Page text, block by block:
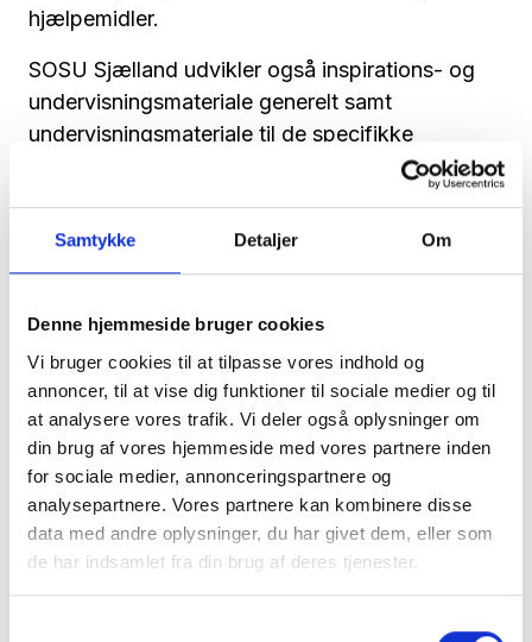
Samtykke Detaljer Om
Denne hjemmeside bruger cookies
Vi bruger cookies til at tilpasse vores indhold og
annoncer, til at vise dig funktioner til sociale medier og til
at analysere vores trafik. Vi deler også oplysninger om
din brug af vores hjemmeside med vores partnere inden
for sociale medier, annonceringspartnere og
analysepartnere. Vores partnere kan kombinere disse
data med andre oplysninger, du har givet dem, eller som
de har indsamlet fra din brug af deres tjenester.
hjælpemidler.
SOSU Sjælland udvikler også inspirations- og
undervisningsmateriale generelt samt
undervisningsmateriale til de specifikke
SOSU Sjællands Center for Velfærdsteknologi
bruges også af afdelinger i Næstved, Køge,
Slagelse, Roskilde og Holbæk.
SOSU Sjælland havde i 2015 et årselevtal på
1.795. (1 årselev = 40 ugers undervisning), og
mere end 6.000 kursister.
Kontaktperson ind i CareNet er konsulent og
projektleder for Udvikling og Efteruddannelse
Thorbjørn Thorbjørnsen. Han fortæller om det
nye medlemskab af CareNet:
- Med et medlemskab af CareNet ønsker vi i
SOSU Sjælland at understøtte vor i forvejen